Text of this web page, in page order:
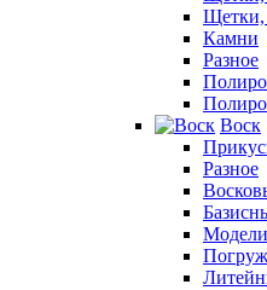
Щетки,
Камни
Разное
Воск
Разное